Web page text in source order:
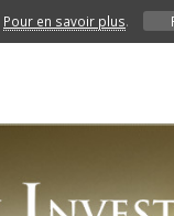
Pour en savoir plus.